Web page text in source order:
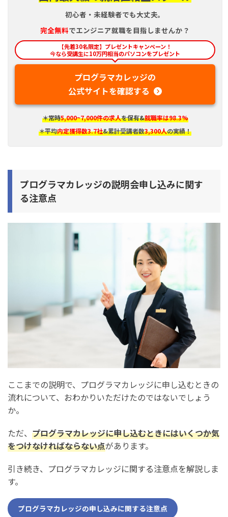
初心者・未経験者でも大丈夫。
完全無料でエンジニア就職を目指しませんか？
【先着30名限定】プレゼントキャンペーン！
今なら受講生に10万円相当のパソコンをプレゼント
プログラマカレッジの
公式サイトを確認する
＊常時5,000~7,000件の求人を保有&就職率は98.3%
＊平均内定獲得数3.7社&累計受講者数3,300人の実績！
プログラマカレッジの説明会申し込みに関す
る注意点
ここまでの説明で、プログラマカレッジに申し込むときの
流れについて、おわかりいただけたのではないでしょう
か。
ただ、 プログラマカレッジに申し込むときにはいくつか気
をつけなければならない点があります。
引き続き、プログラマカレッジに関する注意点を解説しま
す。
プログラマカレッジの申し込みに関する注意点